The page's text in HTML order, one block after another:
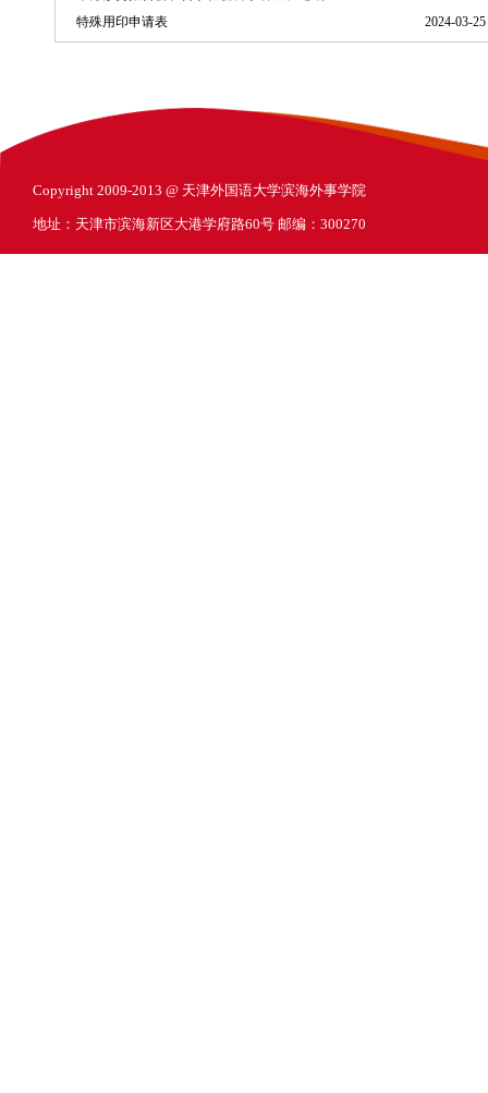
特殊用印申请表
2024-03-25
Copyright 2009-2013 @ 天津外国语大学滨海外事学院
地址：天津市滨海新区大港学府路60号 邮编：300270